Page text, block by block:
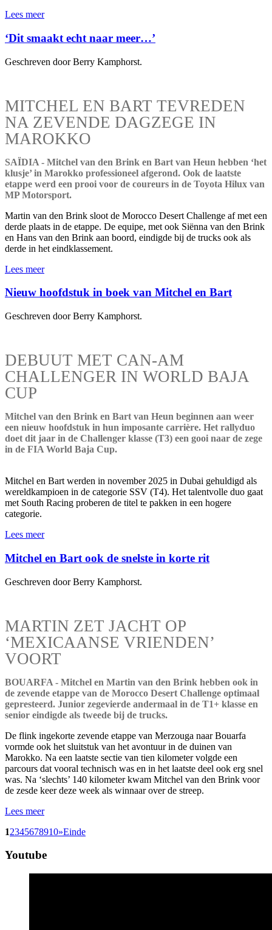
Lees meer
‘Dit smaakt echt naar meer…’
Geschreven door Berry Kamphorst.
MITCHEL EN BART TEVREDEN
NA ZEVENDE DAGZEGE IN
MAROKKO
SAÏDIA - Mitchel van den Brink en Bart van Heun hebben ‘het
klusje’ in Marokko professioneel afgerond. Ook de laatste
etappe werd een prooi voor de coureurs in de Toyota Hilux van
MP Motorsport.
Martin van den Brink sloot de Morocco Desert Challenge af met een
derde plaats in de etappe. De equipe, met ook Siënna van den Brink
en Hans van den Brink aan boord, eindigde bij de trucks ook als
derde in het eindklassement.
Lees meer
Nieuw hoofdstuk in boek van Mitchel en Bart
Geschreven door Berry Kamphorst.
DEBUUT MET CAN-AM
CHALLENGER IN WORLD BAJA
CUP
Mitchel van den Brink en Bart van Heun beginnen aan weer
een nieuw hoofdstuk in hun imposante carrière. Het rallyduo
doet dit jaar in de Challenger klasse (T3) een gooi naar de zege
in de FIA World Baja Cup.
Mitchel en Bart werden in november 2025 in Dubai gehuldigd als
wereldkampioen in de categorie SSV (T4). Het talentvolle duo gaat
met South Racing proberen de titel te pakken in een hogere
categorie.
Lees meer
Mitchel en Bart ook de snelste in korte rit
Geschreven door Berry Kamphorst.
MARTIN ZET JACHT OP
‘MEXICAANSE VRIENDEN’
VOORT
BOUARFA - Mitchel en Martin van den Brink hebben ook in
de zevende etappe van de Morocco Desert Challenge optimaal
gepresteerd. Junior zegevierde andermaal in de T1+ klasse en
senior eindigde als tweede bij de trucks.
De flink ingekorte zevende etappe van Merzouga naar Bouarfa
vormde ook het sluitstuk van het avontuur in de duinen van
Marokko. Na een laatste sectie van tien kilometer volgde een
parcours dat vooral technisch was en in het laatste deel ook erg snel
was. Na ‘slechts’ 140 kilometer kwam Mitchel van den Brink voor
de zesde keer deze week als winnaar over de streep.
Lees meer
12345678910»Einde
Youtube